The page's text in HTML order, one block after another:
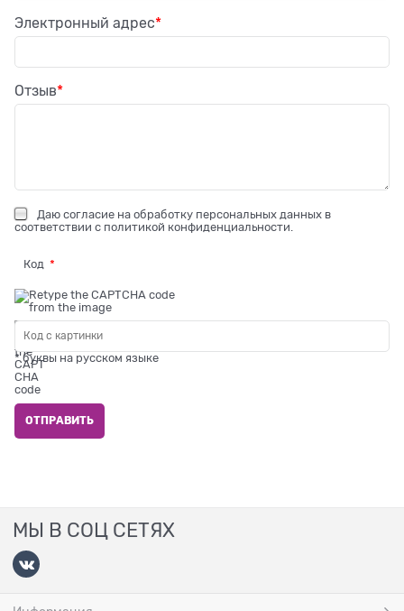
Электронный адрес
Отзыв
Даю согласие на обработку персональных данных в
соответствии с политикой конфиденциальности
Код
* буквы на русском языке
МЫ В СОЦ СЕТЯХ